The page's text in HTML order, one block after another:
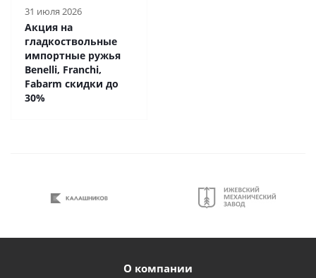
31 июля 2026
Акция на
гладкоствольные
импортные ружья
Benelli, Franchi,
Fabarm cкидки до
30%
О компании